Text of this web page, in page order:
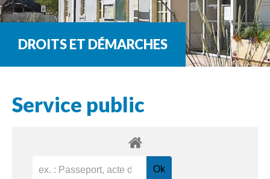
DROITS ET DÉMARCHES
Service public